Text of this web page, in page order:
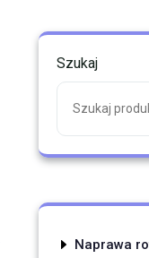
Szukaj
Naprawa